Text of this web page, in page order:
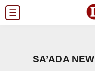
☰
كمبوند سعادة التجمع السادس SA’ADA NEW